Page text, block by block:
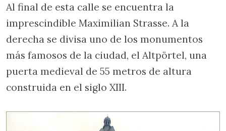
Al final de esta calle se encuentra la
imprescindible Maximilian Strasse. A la
derecha se divisa uno de los monumentos
más famosos de la ciudad, el Altpörtel, una
puerta medieval de 55 metros de altura
construida en el siglo XIII.